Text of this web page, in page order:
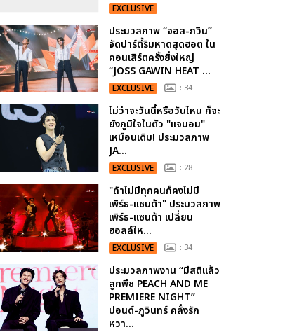
EXCLUSIVE
ประมวลภาพ “จอส-กวิน”
จัดปาร์ตี้ริมหาดสุดฮอต ใน
คอนเสิร์ตครั้งยิ่งใหญ่
“JOSS GAWIN HEAT ...
EXCLUSIVE : 34
ไม่ว่าจะวันนี้หรือวันไหน ก็จะ
ยังภูมิใจในตัว "แจบอม"
เหมือนเดิม! ประมวลภาพ
JA...
EXCLUSIVE : 28
"ถ้าไม่มีทุกคนก็คงไม่มี
เพิร์ธ-แซนต้า" ประมวลภาพ
เพิร์ธ-แซนต้า เปลี่ยน
ฮอลล์ให...
EXCLUSIVE : 34
ประมวลภาพงาน “มีสติแล้ว
ลูกพีช PEACH AND ME
PREMIERE NIGHT”
ปอนด์-ภูวินทร์ คลั่งรัก
หวา...